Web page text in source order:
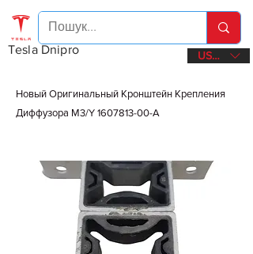
Tesla Dnipro USD ($)
Новый Оригинальный Кронштейн Крепления
Диффузора М3/Y 1607813-00-A